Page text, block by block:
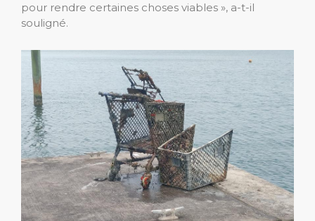
pour rendre certaines choses viables », a-t-il
souligné.